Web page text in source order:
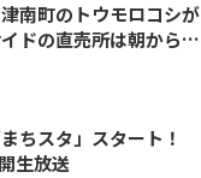
南町のトウモロコシが
ドの直売所は朝から長
ちスタ」スタート！
生放送